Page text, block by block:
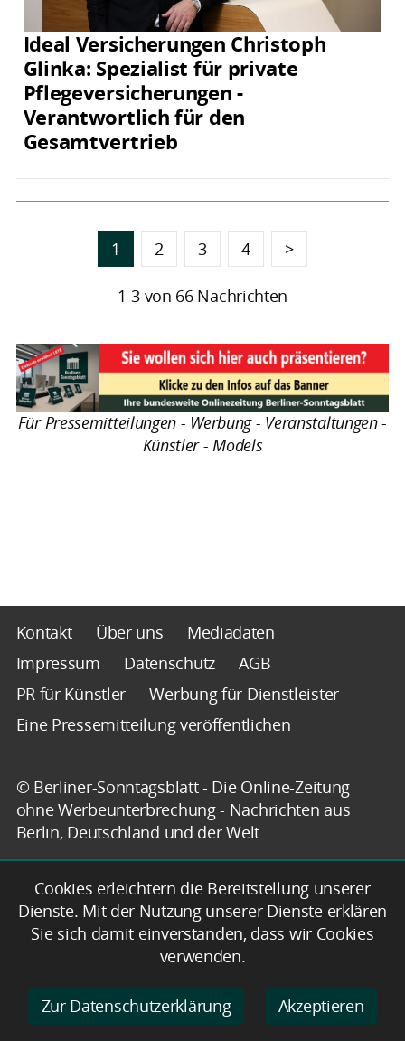
Ideal Versicherungen Christoph
Glinka: Spezialist für private
Pflegeversicherungen -
Verantwortlich für den
Gesamtvertrieb
1 2 3 4 >
1-3 von 66 Nachrichten
Für Pressemitteilungen - Werbung - Veranstaltungen -
Künstler - Models
Kontakt Über uns
Mediadaten
Impressum
Datenschutz
AGB
PR für Künstler
Werbung für Dienstleister
Eine Pressemitteilung veröffentlichen
© Berliner-Sonntagsblatt - Die Online-Zeitung
ohne Werbeunterbrechung - Nachrichten aus
Berlin, Deutschland und der Welt
Cookies erleichtern die Bereitstellung unserer
Dienste. Mit der Nutzung unserer Dienste erklären
Sie sich damit einverstanden, dass wir Cookies
verwenden.
Zur Datenschutzerklärung Akzeptieren